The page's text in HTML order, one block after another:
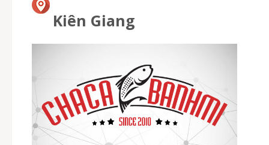
Kiên Giang